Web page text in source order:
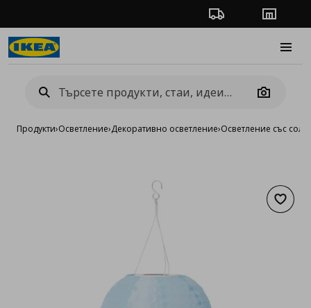
Проследяване на
Camera
Продукти›Осветление›Декоративно осветление›Осветление със